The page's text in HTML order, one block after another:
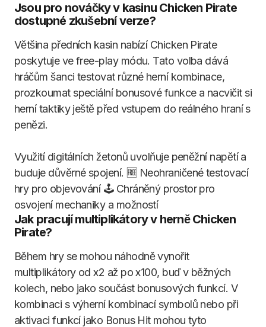
Jsou pro nováčky v kasinu Chicken Pirate
dostupné zkušební verze?
Většina předních kasin nabízí Chicken Pirate
poskytuje ve free-play módu. Tato volba dává
hráčům šanci testovat různé herní kombinace,
prozkoumat speciální bonusové funkce a nacvičit si
herní taktiky ještě před vstupem do reálného hraní s
penězi.
Využití digitálních žetonů uvolňuje peněžní napětí a
buduje důvěrné spojení. 🆓 Neohraničené testovací
hry pro objevování 🕹 Chráněný prostor pro
osvojení mechaniky a možností
Jak pracují multiplikátory v herně Chicken
Pirate?
Během hry se mohou náhodně vynořit
multiplikátory od x2 až po x100, buď v běžných
kolech, nebo jako součást bonusových funkcí. V
kombinaci s výherní kombinací symbolů nebo při
aktivaci funkcí jako Bonus Hit mohou tyto